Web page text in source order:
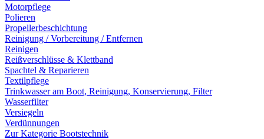
Motorpflege
Polieren
Propellerbeschichtung
Reinigung / Vorbereitung / Entfernen
Reinigen
Reißverschlüsse & Klettband
Spachtel & Reparieren
Textilpflege
Trinkwasser am Boot, Reinigung, Konservierung, Filter
Wasserfilter
Versiegeln
Verdünnungen
Zur Kategorie Bootstechnik